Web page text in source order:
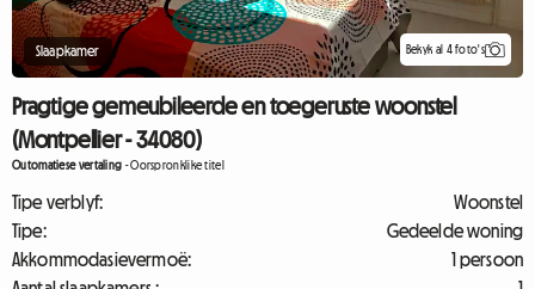
Slaapkamer Bekyk al 4 foto's
Pragtige gemeubileerde en toegeruste woonstel
(Montpellier - 34080)
Outomatiese vertaling -Oorspronklike titel
Tipe verblyf:
Woonstel
Tipe:
Gedeelde woning
Akkommodasievermoë:
1 persoon